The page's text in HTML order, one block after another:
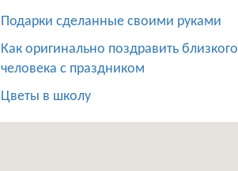
Подарки сделанные своими руками
Как оригинально поздравить близкого
человека с праздником
Цветы в школу